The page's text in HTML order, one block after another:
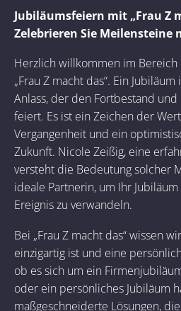
Jubiläumsfeiern mit „Frau Z
Zelebrieren Sie Meilensteine
Herzlich willkommen im
„Frau Z macht das“. Ein
Anlass, der den Fortbestand
feiert. Es ist ein Zeichen der
Vergangenheit und ein
Zukunft. Nicole Zeißig, eine
versteht die Bedeutung solcher
ideale Partnerin, um Ihr
Ereignis zu verwandeln.
Bei „Frau Z macht das“ wissen
einzigartig ist und eine
ob es sich um ein
oder ein persönliches Jubiläum
maßgeschneiderte Lösungen,